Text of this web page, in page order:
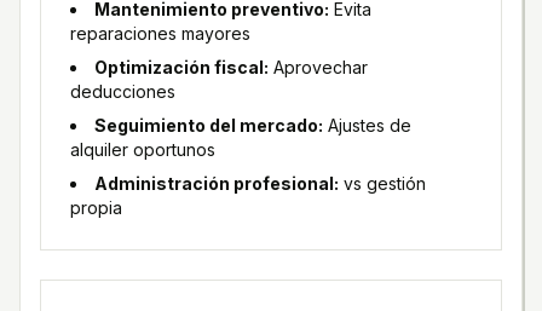
Mantenimiento preventivo: Evita
reparaciones mayores
Optimización fiscal: Aprovechar
deducciones
Seguimiento del mercado: Ajustes de
alquiler oportunos
Administración profesional: vs gestión
propia